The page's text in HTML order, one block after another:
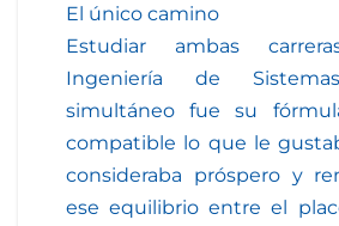
El único camino
Estudiar ambas
Ingeniería de
simultáneo fue su
compatible lo que le
consideraba próspero y
ese equilibrio entre el